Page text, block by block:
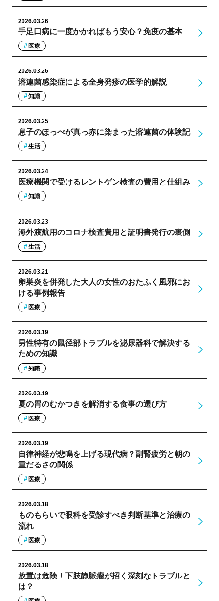
手足口病に一度かかればもう安心？免疫の基本
2026.03.26
医療
溶連菌感染症による全身発疹の医学的解説
2026.03.26
知識
息子のほっぺが真っ赤に染まった溶連菌の体験記
2026.03.25
生活
医療機関で受けるレントゲン検査の費用と仕組み
2026.03.24
知識
海外渡航用のコロナ検査費用と証明書発行の裏側
2026.03.23
生活
卵巣炎を併発した大人の女性のおたふく風邪にお
ける事例報告
2026.03.21
医療
男性特有の鼠径部トラブルを泌尿器科で解決する
ための知識
2026.03.19
知識
夏の胃のむかつきを解消する食事の選び方
2026.03.19
医療
自律神経が悲鳴を上げる現代病？副腎疲労と朝の
重だるさの関係
2026.03.19
医療
ものもらいで眼科を受診すべき判断基準と治療の
流れ
2026.03.18
医療
放置は危険！下肢静脈瘤が招く深刻なトラブルと
は？
2026.03.18